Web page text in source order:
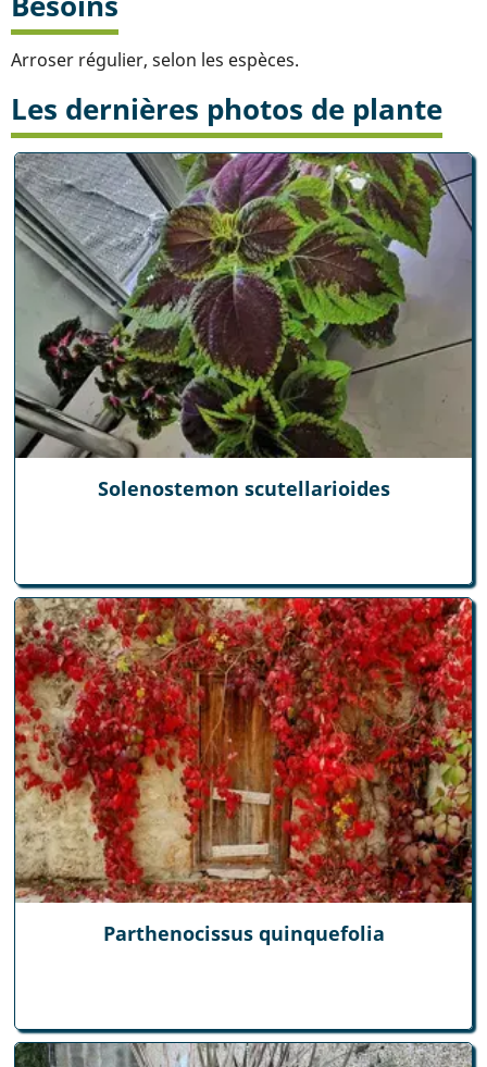
Arroser régulier, selon les espèces.
Les dernières photos de plante
Solenostemon scutellarioides
Parthenocissus quinquefolia